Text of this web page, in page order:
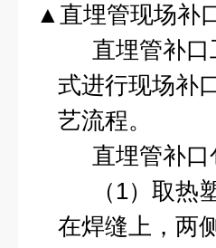
▲直埋管现场补
直埋管补
式进行现场补
艺流程。
直埋管补
（ 1）取热
在焊缝上，两